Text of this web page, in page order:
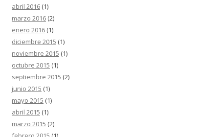
abril 2016 (1)
marzo 2016 (2)
enero 2016 (1)
diciembre 2015 (1)
noviembre 2015 (1)
octubre 2015 (1)
septiembre 2015 (2)
junio 2015 (1)
mayo 2015 (1)
abril 2015 (1)
marzo 2015 (2)